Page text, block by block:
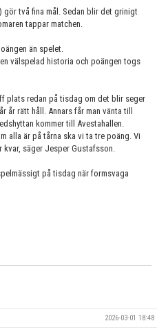
gör två fina mål. Sedan blir det grinigt
tappar matchen.
än spelet.
välspelad historia och poängen togs
plats redan på tisdag om det blir seger
år rätt håll. Annars får man vänta till
kommer till Avestahallen.
alla är på tårna ska vi ta tre poäng. Vi
säger Jesper Gustafsson.
på tisdag när formsvaga
2026-03-01 18:48